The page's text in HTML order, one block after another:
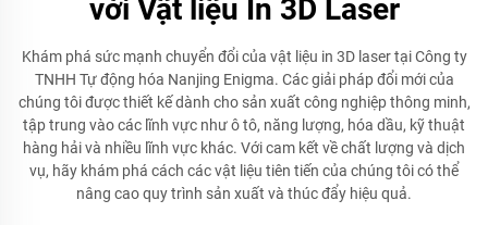
với Vật liệu In 3D Laser
Khám phá sức mạnh chuyển đổi của vật liệu in 3D laser tại Công ty
TNHH Tự động hóa Nanjing Enigma. Các giải pháp đổi mới của
chúng tôi được thiết kế dành cho sản xuất công nghiệp thông minh,
tập trung vào các lĩnh vực như ô tô, năng lượng, hóa dầu, kỹ thuật
hàng hải và nhiều lĩnh vực khác. Với cam kết về chất lượng và dịch
vụ, hãy khám phá cách các vật liệu tiên tiến của chúng tôi có thể
nâng cao quy trình sản xuất và thúc đẩy hiệu quả.